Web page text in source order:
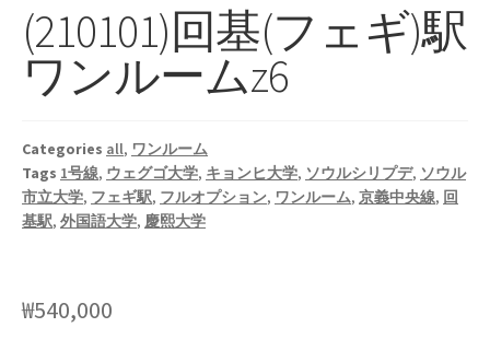
(210101)回基(フェギ)駅
ワンルームz6
Categories all, ワンルーム
Tags 1号線, ウェグゴ大学, キョンヒ大学, ソウルシリプデ, ソウル
市立大学, フェギ駅, フルオプション, ワンルーム, 京義中央線, 回
基駅, 外国語大学, 慶熙大学
₩540,000